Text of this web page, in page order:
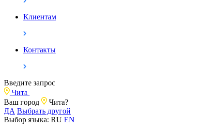
Клиентам
Контакты
Введите запрос
Чита
Ваш город
Чита?
ДА Выбрать другой
Выбор языка: RU EN